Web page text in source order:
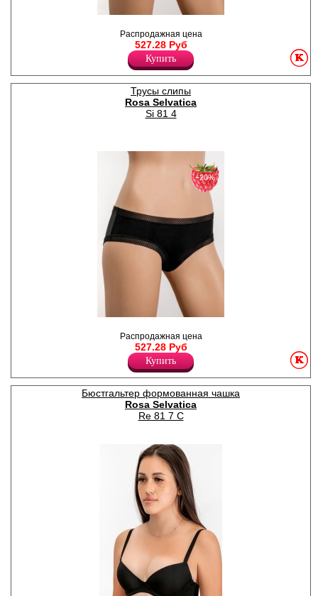
эластичной микрофибры,
бесшовные по краю
изделия.
Полиамид 88%
Спандекс 12%
Распродажная цена
527.28 Руб
Купить
Трусы слипы
Rosa Selvatica
Si 81 4
эластичной микрофибры,
бесшовные по краю
изделия.
Полиамид 88%
Спандекс 12%
−20%
Распродажная цена
527.28 Руб
Купить
Бюстгальтер формованная чашка
Rosa Selvatica
Re 81 7 C